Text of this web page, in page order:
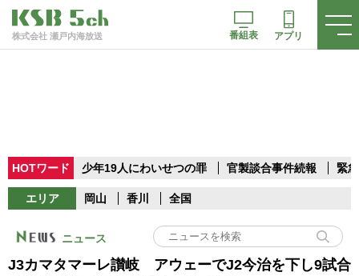
株式会社 瀬戸内海放送 番組表 アプリ
HOTワード 少年19人にわいせつの罪 官製談合事件続報 緊
エリア 岡山 香川 全国
ニュース
J3カマタマーレ讃岐 アウェーでJ2今治を下し9試合